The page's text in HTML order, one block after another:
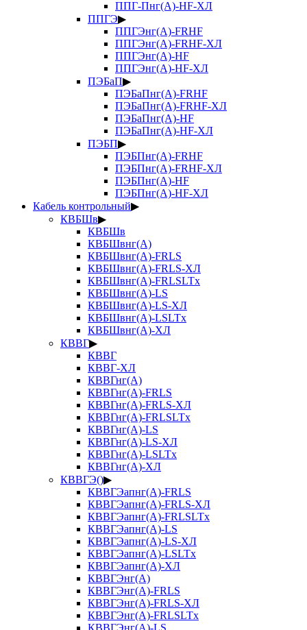
ППГ-Пнг(А)-HF-ХЛ
ППГЭ▶
ППГЭнг(А)-FRHF
ППГЭнг(А)-FRHF-ХЛ
ППГЭнг(А)-HF
ППГЭнг(А)-HF-ХЛ
ПЭБаП▶
ПЭБаПнг(А)-FRHF
ПЭБаПнг(А)-FRHF-ХЛ
ПЭБаПнг(А)-HF
ПЭБаПнг(А)-HF-ХЛ
ПЭБП▶
ПЭБПнг(А)-FRHF
ПЭБПнг(А)-FRHF-ХЛ
ПЭБПнг(А)-HF
ПЭБПнг(А)-HF-ХЛ
Кабель контрольный▶
КВБШв▶
КВБШв
КВБШвнг(А)
КВБШвнг(А)-FRLS
КВБШвнг(А)-FRLS-ХЛ
КВБШвнг(А)-FRLSLTx
КВБШвнг(А)-LS
КВБШвнг(А)-LS-ХЛ
КВБШвнг(А)-LSLTx
КВБШвнг(А)-ХЛ
КВВГ▶
КВВГ
КВВГ-ХЛ
КВВГнг(А)
КВВГнг(А)-FRLS
КВВГнг(А)-FRLS-ХЛ
КВВГнг(А)-FRLSLTx
КВВГнг(А)-LS
КВВГнг(А)-LS-ХЛ
КВВГнг(А)-LSLTx
КВВГнг(А)-ХЛ
КВВГЭ()▶
КВВГЭапнг(А)-FRLS
КВВГЭапнг(А)-FRLS-ХЛ
КВВГЭапнг(А)-FRLSLTx
КВВГЭапнг(А)-LS
КВВГЭапнг(А)-LS-ХЛ
КВВГЭапнг(А)-LSLTx
КВВГЭапнг(А)-ХЛ
КВВГЭнг(А)
КВВГЭнг(А)-FRLS
КВВГЭнг(А)-FRLS-ХЛ
КВВГЭнг(А)-FRLSLTx
КВВГЭнг(А)-LS